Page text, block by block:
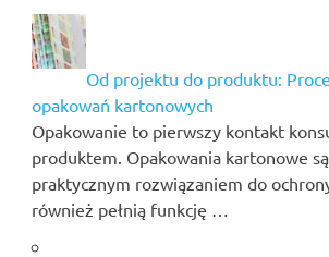
Od projektu do produktu:
opakowań kartonowych
Opakowanie to pierwszy kontakt
produktem. Opakowania kartonowe
praktycznym rozwiązaniem do
również pełnią funkcję …